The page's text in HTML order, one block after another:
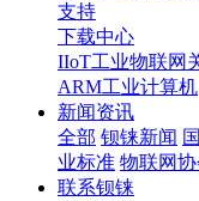
支持
下载中心
IIoT工业物联网
ARM工业计算机
新闻资讯
全部 钡铼新闻
业标准 物联网协
联系钡铼